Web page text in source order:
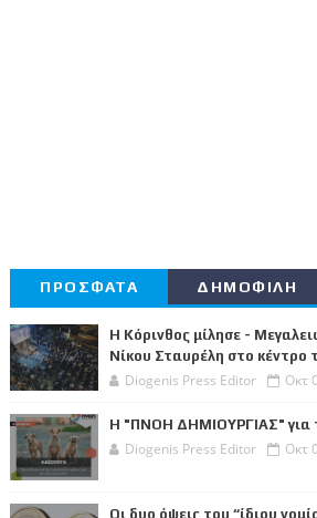
ΠΡΟΣΦΑΤΑ ΔΗΜΟΦΙΛΗ
Η Κόρινθος μίλησε -
Νίκου Σταυρέλη στο κέντρο
Diogenis Press Editor Οκτ
Η "ΠΝΟΗ ΔΗΜΙΟΥΡΓΙΑΣ"
Diogenis Press Editor Οκτ
Οι δυο όψεις του “ίδιου